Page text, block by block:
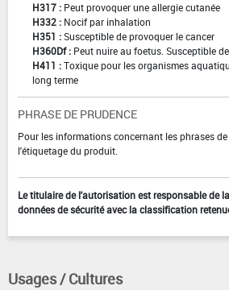
H317 : Peut provoquer une allergie cutanée
H332 : Nocif par inhalation
H351 :Susceptible de provoquer le cancer
H360Df : Peut nuire au foetus. Susceptible
H411 :Toxique pour les organismes
long terme
PHRASE DE PRUDENCE
Pour les informations concernant les phrases de
l'étiquetage du produit.
Le titulaire de l'autorisation est responsable de
données de sécurité avec la classification
Usages / Cultures